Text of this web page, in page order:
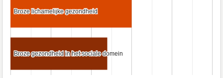
Broze lichamelijke gezondheid
Broze lichamelijke gezondheid
Broze gezondheid in het sociale domein
Broze gezondheid in het sociale domein